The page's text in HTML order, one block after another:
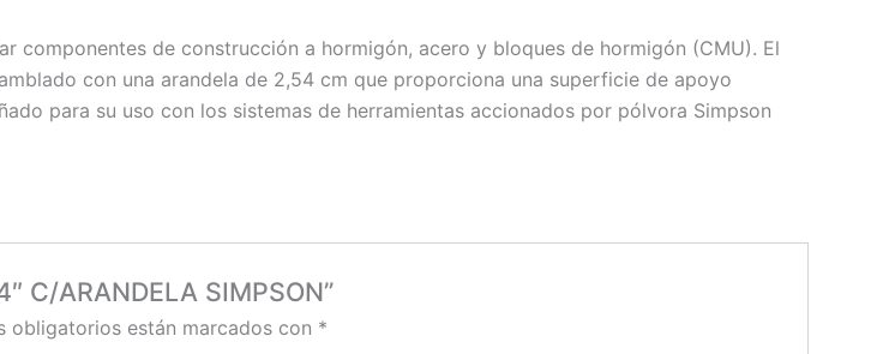
componentes de construcción a hormigón, acero y bloques de hormigón (CMU). El
con una arandela de 2,54 cm que proporciona una superficie de apoyo
para su uso con los sistemas de herramientas accionados por pólvora Simpson
C/ARANDELA SIMPSON”
obligatorios están marcados con *